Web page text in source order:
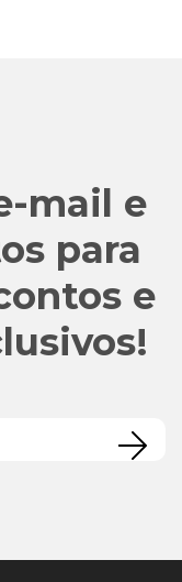
mail e
para
e